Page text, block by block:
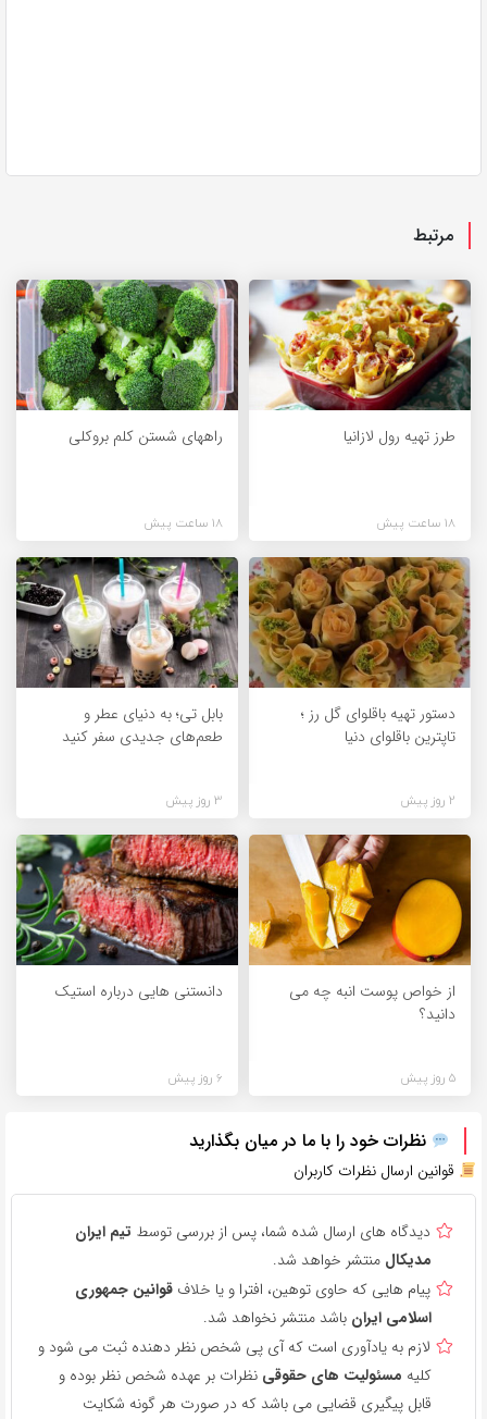
مرتبط
طرز تهیه رول لازانیا
18 ساعت پیش
راههای شستن کلم بروکلی
18 ساعت پیش
دستور تهیه باقلوای گل رز ؛
تاپترین باقلوای دنیا
2 روز پیش
بابل تی؛ به دنیای عطر و
طعم‌های جدیدی سفر کنید
3 روز پیش
از خواص پوست انبه چه می
دانید؟
5 روز پیش
دانستنی هایی درباره استیک
6 روز پیش
نظرات خود را با ما در میان بگذارید
قوانین ارسال نظرات کاربران
دیدگاه های ارسال شده شما، پس از بررسی توسط تیم ایران
مدیکال منتشر خواهد شد.
پیام هایی که حاوی توهین، افترا و یا خلاف قوانین جمهوری
اسلامی ایران باشد منتشر نخواهد شد.
لازم به یادآوری است که آی پی شخص نظر دهنده ثبت می شود و
کلیه مسئولیت های حقوقی نظرات بر عهده شخص نظر بوده و
قابل پیگیری قضایی می باشد که در صورت هر گونه شکایت